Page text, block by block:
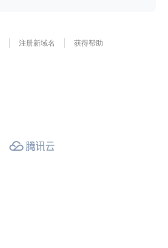
注册新域名 获得帮助